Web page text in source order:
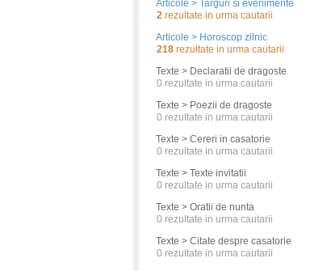
Articole > Targuri si evenimente
2 rezultate in urma cautarii
Articole > Horoscop zilnic
218 rezultate in urma cautarii
Texte > Declaratii de dragoste
0 rezultate in urma cautarii
Texte > Poezii de dragoste
0 rezultate in urma cautarii
Texte > Cereri in casatorie
0 rezultate in urma cautarii
Texte > Texte invitatii
0 rezultate in urma cautarii
Texte > Oratii de nunta
0 rezultate in urma cautarii
Texte > Citate despre casatorie
0 rezultate in urma cautarii